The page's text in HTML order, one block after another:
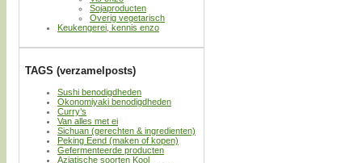
Sojaproducten
Overig vegetarisch
Keukengerei, kennis enzo
TAGS (verzamelposts)
Sushi benodigdheden
Okonomiyaki benodigdheden
Curry’s
Van alles met ei
Sichuan (gerechten & ingredienten)
Peking Eend (maken of kopen)
Gefermenteerde producten
Aziatische soorten Kool